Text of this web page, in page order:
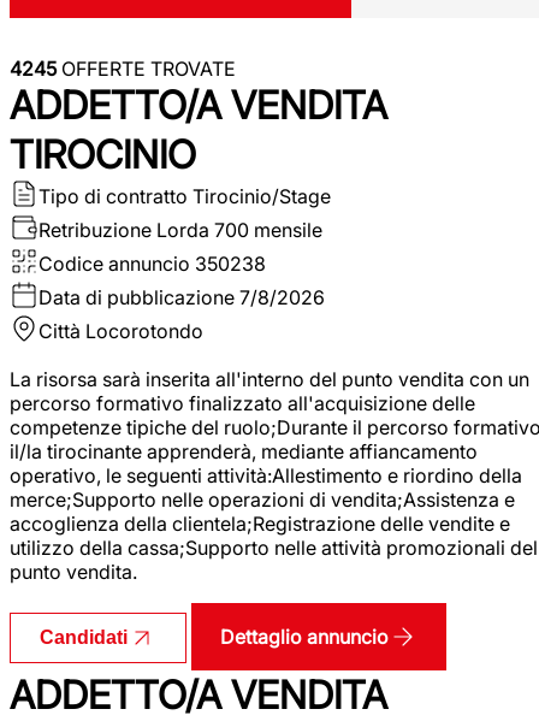
4245OFFERTE TROVATE
ADDETTO/A VENDITA
TIROCINIO
Tipo di contratto Tirocinio/Stage
Retribuzione Lorda 700 mensile
Codice annuncio 350238
Data di pubblicazione 7/8/2026
Città Locorotondo
La risorsa sarà inserita all'interno del punto vendita con un
percorso formativo finalizzato all'acquisizione delle
competenze tipiche del ruolo;Durante il percorso
il/la tirocinante apprenderà, mediante affiancamento
operativo, le seguenti attività:Allestimento e riordino della
merce;Supporto nelle operazioni di vendita;Assistenza e
accoglienza della clientela;Registrazione delle vendite e
utilizzo della cassa;Supporto nelle attività promozionali del
punto vendita.
Candidati Dettaglio annuncio
ADDETTO/A VENDITA